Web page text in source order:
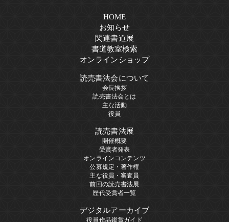
HOME
お知らせ
関連書道展
書道教室検索
オンラインショップ
読売書法会について
会長挨拶
読売書法会とは
主な活動
役員
読売書法展
開催概要
受賞者発表
オンラインコンテンツ
公募規定・著作権
主な役員・審査員
前回の読売書法展
歴代受賞者一覧
デジタルアーカイブ
役員作品鑑賞ガイド